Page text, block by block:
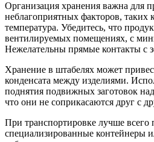
Организация хранения важна для
неблагоприятных факторов, таких
температура. Убедитесь, что
вентилируемых помещениях, с
Нежелательны прямые контакты с
Хранение в штабелях может
конденсата между изделиями.
поднятия подвижных заготовок
что они не соприкасаются друг с
При транспортировке лучше всего
специализированные контейнеры